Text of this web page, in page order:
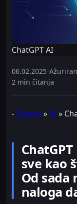
ChatGPT AI
06.02.2025
2 min čitanja
- Glavna »AI»
sve kao
Od sada
naloga